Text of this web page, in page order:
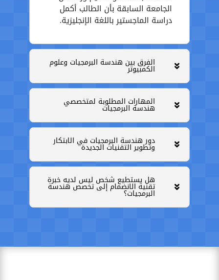
الجامعة السابقة بأن الطالب أكمل
دراسة الماجستير باللغة الإنجليزية.
الفرق بين هندسة البرمجيات وعلوم
الكمبيوتر
المهارات المطلوبة لمتخصصي
هندسة البرمجيات
دور هندسة البرمجيات في الابتكار
وتطوير التقنيات الجديدة
هل يستطيع شخص ليس لديه خبرة
تقنية الانضمام إلى تخصص هندسة
البرمجيات؟